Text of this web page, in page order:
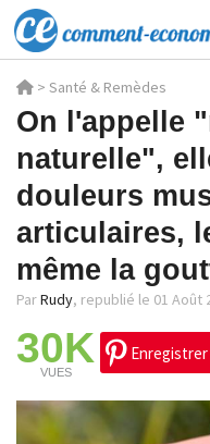
> Santé & Remèdes
On l'appelle
naturelle",
douleurs
articulaires,
même la
ParRudy, republié le 01 Août
30K
VUES
Enregistrer